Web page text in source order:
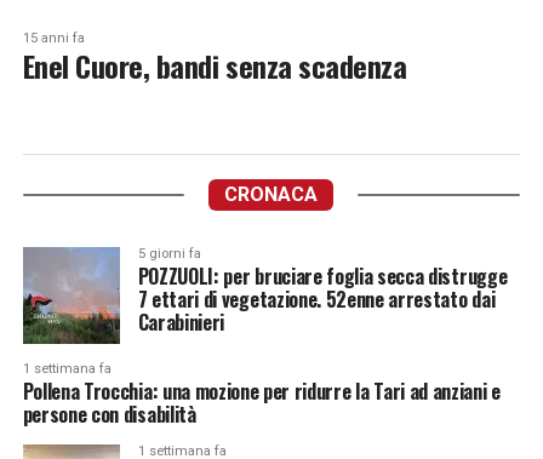
15 anni fa
Enel Cuore, bandi senza scadenza
CRONACA
5 giorni fa
POZZUOLI: per bruciare foglia secca distrugge
7 ettari di vegetazione. 52enne arrestato dai
Carabinieri
1 settimana fa
Pollena Trocchia: una mozione per ridurre la Tari ad anziani e
persone con disabilità
1 settimana fa